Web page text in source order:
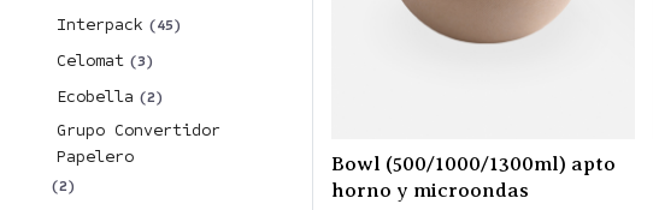
Interpack (45)
Celomat (3)
Ecobella (2)
Grupo Convertidor
Papelero
(2)
Bowl (500/1000/1300ml) apto
horno y microondas